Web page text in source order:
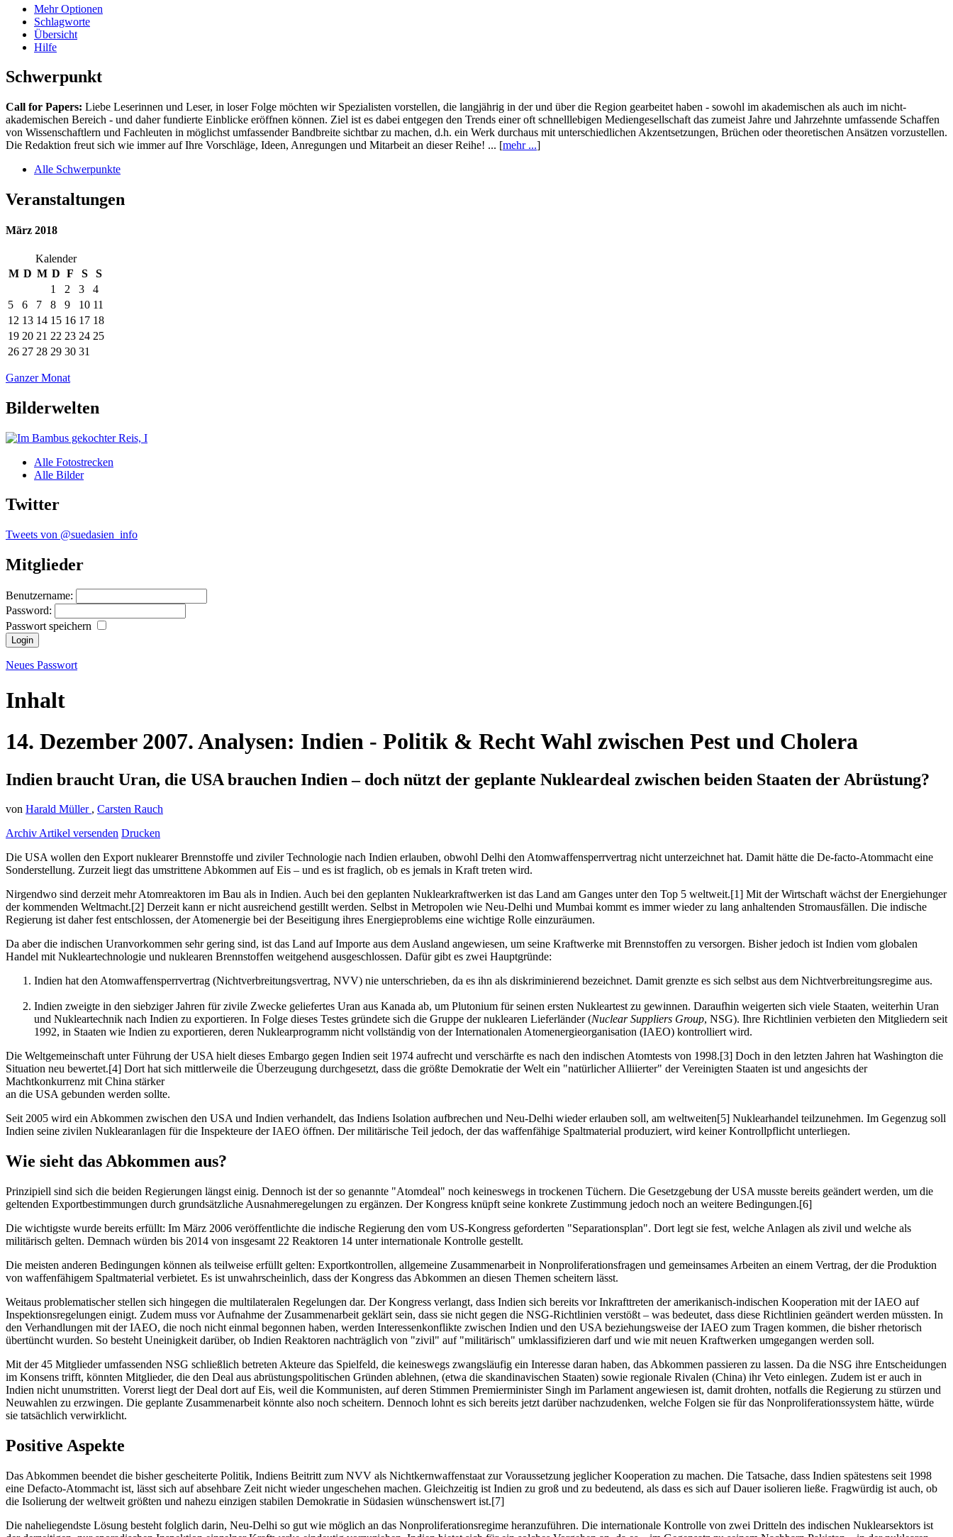
Mehr Optionen
Schlagworte
Übersicht
Hilfe
Schwerpunkt
Call for Papers: Liebe Leserinnen und Leser, in loser Folge möchten wir Spezialisten vorstellen, die langjährig in der und über die Region gearbeitet haben - sowohl im akademischen als auch im nicht-
akademischen Bereich - und daher fundierte Einblicke eröffnen können. Ziel ist es dabei entgegen den Trends einer oft schnelllebigen Mediengesellschaft das zumeist Jahre und Jahrzehnte umfassende Schaffen
von Wissenschaftlern und Fachleuten in möglichst umfassender Bandbreite sichtbar zu machen, d.h. ein Werk durchaus mit unterschiedlichen Akzentsetzungen, Brüchen oder theoretischen Ansätzen vorzustellen.
Die Redaktion freut sich wie immer auf Ihre Vorschläge, Ideen, Anregungen und Mitarbeit an dieser Reihe! ... [mehr ...]
Alle Schwerpunkte
Veranstaltungen
März 2018
Kalender
M D M D F S
S
1
2 3
4
5
6 7 8 9 10 11
12 13 14 15 16 17 18
19 20 21 22 23 24 25
26 27 28 29 30 31
Ganzer Monat
Bilderwelten
Alle Fotostrecken
Alle Bilder
Twitter
Tweets von @suedasien_info
Mitglieder
Benutzername:
Password:
Passwort speichern
Neues Passwort
Inhalt
14. Dezember 2007.Analysen: Indien - Politik & RechtWahl zwischen Pest und Cholera
Indien braucht Uran, die USA brauchen Indien – doch nützt der geplante Nukleardeal zwischen beiden Staaten der Abrüstung?
von Harald Müller , Carsten Rauch
ArchivArtikel versenden Drucken
Die USA wollen den Export nuklearer Brennstoffe und ziviler Technologie nach Indien erlauben, obwohl Delhi den Atomwaffensperrvertrag nicht unterzeichnet hat. Damit hätte die De-facto-Atommacht eine
Sonderstellung. Zurzeit liegt das umstrittene Abkommen auf Eis – und es ist fraglich, ob es jemals in Kraft treten wird.
Nirgendwo sind derzeit mehr Atomreaktoren im Bau als in Indien. Auch bei den geplanten Nuklearkraftwerken ist das Land am Ganges unter den Top 5 weltweit.[1] Mit der Wirtschaft wächst der Energiehunger
der kommenden Weltmacht.[2] Derzeit kann er nicht ausreichend gestillt werden. Selbst in Metropolen wie Neu-Delhi und Mumbai kommt es immer wieder zu lang anhaltenden Stromausfällen. Die indische
Regierung ist daher fest entschlossen, der Atomenergie bei der Beseitigung ihres Energieproblems eine wichtige Rolle einzuräumen.
Da aber die indischen Uranvorkommen sehr gering sind, ist das Land auf Importe aus dem Ausland angewiesen, um seine Kraftwerke mit Brennstoffen zu versorgen. Bisher jedoch ist Indien vom globalen
Handel mit Nukleartechnologie und nuklearen Brennstoffen weitgehend ausgeschlossen. Dafür gibt es zwei Hauptgründe:
Indien hat den Atomwaffensperrvertrag (Nichtverbreitungsvertrag, NVV) nie unterschrieben, da es ihn als diskriminierend bezeichnet. Damit grenzte es sich selbst aus dem Nichtverbreitungsregime aus.
Indien zweigte in den siebziger Jahren für zivile Zwecke geliefertes Uran aus Kanada ab, um Plutonium für seinen ersten Nukleartest zu gewinnen. Daraufhin weigerten sich viele Staaten, weiterhin Uran
und Nukleartechnik nach Indien zu exportieren. In Folge dieses Testes gründete sich die Gruppe der nuklearen Lieferländer (Nuclear Suppliers Group, NSG). Ihre Richtlinien verbieten den Mitgliedern seit
1992, in Staaten wie Indien zu exportieren, deren Nuklearprogramm nicht vollständig von der Internationalen Atomenergieorganisation (IAEO) kontrolliert wird.
Die Weltgemeinschaft unter Führung der USA hielt dieses Embargo gegen Indien seit 1974 aufrecht und verschärfte es nach den indischen Atomtests von 1998.[3] Doch in den letzten Jahren hat Washington die
Situation neu bewertet.[4] Dort hat sich mittlerweile die Überzeugung durchgesetzt, dass die größte Demokratie der Welt ein "natürlicher Alliierter" der Vereinigten Staaten ist und angesichts der
Machtkonkurrenz mit China stärker
an die USA gebunden werden sollte.
Seit 2005 wird ein Abkommen zwischen den USA und Indien verhandelt, das Indiens Isolation aufbrechen und Neu-Delhi wieder erlauben soll, am weltweiten[5] Nuklearhandel teilzunehmen. Im Gegenzug soll
Indien seine zivilen Nuklearanlagen für die Inspekteure der IAEO öffnen. Der militärische Teil jedoch, der das waffenfähige Spaltmaterial produziert, wird keiner Kontrollpflicht unterliegen.
Wie sieht das Abkommen aus?
Prinzipiell sind sich die beiden Regierungen längst einig. Dennoch ist der so genannte "Atomdeal" noch keineswegs in trockenen Tüchern. Die Gesetzgebung der USA musste bereits geändert werden, um die
geltenden Exportbestimmungen durch grundsätzliche Ausnahmeregelungen zu ergänzen. Der Kongress knüpft seine konkrete Zustimmung jedoch noch an weitere Bedingungen.[6]
Die wichtigste wurde bereits erfüllt: Im März 2006 veröffentlichte die indische Regierung den vom US-Kongress geforderten "Separationsplan". Dort legt sie fest, welche Anlagen als zivil und welche als
militärisch gelten. Demnach würden bis 2014 von insgesamt 22 Reaktoren 14 unter internationale Kontrolle gestellt.
Die meisten anderen Bedingungen können als teilweise erfüllt gelten: Exportkontrollen, allgemeine Zusammenarbeit in Nonproliferationsfragen und gemeinsames Arbeiten an einem Vertrag, der die Produktion
von waffenfähigem Spaltmaterial verbietet. Es ist unwahrscheinlich, dass der Kongress das Abkommen an diesen Themen scheitern lässt.
Weitaus problematischer stellen sich hingegen die multilateralen Regelungen dar. Der Kongress verlangt, dass Indien sich bereits vor Inkrafttreten der amerikanisch-indischen Kooperation mit der IAEO auf
Inspektionsregelungen einigt. Zudem muss vor Aufnahme der Zusammenarbeit geklärt sein, dass sie nicht gegen die NSG-Richtlinien verstößt – was bedeutet, dass diese Richtlinien geändert werden müssten. In
den Verhandlungen mit der IAEO, die noch nicht einmal begonnen haben, werden Interessenkonflikte zwischen Indien und den USA beziehungsweise der IAEO zum Tragen kommen, die bisher rhetorisch
übertüncht wurden. So besteht Uneinigkeit darüber, ob Indien Reaktoren nachträglich von "zivil" auf "militärisch" umklassifizieren darf und wie mit neuen Kraftwerken umgegangen werden soll.
Mit der 45 Mitglieder umfassenden NSG schließlich betreten Akteure das Spielfeld, die keineswegs zwangsläufig ein Interesse daran haben, das Abkommen passieren zu lassen. Da die NSG ihre Entscheidungen
im Konsens trifft, könnten Mitglieder, die den Deal aus abrüstungspolitischen Gründen ablehnen, (etwa die skandinavischen Staaten) sowie regionale Rivalen (China) ihr Veto einlegen. Zudem ist er auch in
Indien nicht unumstritten. Vorerst liegt der Deal dort auf Eis, weil die Kommunisten, auf deren Stimmen Premierminister Singh im Parlament angewiesen ist, damit drohten, notfalls die Regierung zu stürzen und
Neuwahlen zu erzwingen. Die geplante Zusammenarbeit könnte also noch scheitern. Dennoch lohnt es sich bereits jetzt darüber nachzudenken, welche Folgen sie für das Nonproliferationssystem hätte, würde
sie tatsächlich verwirklicht.
Positive Aspekte
Das Abkommen beendet die bisher gescheiterte Politik, Indiens Beitritt zum NVV als Nichtkernwaffenstaat zur Voraussetzung jeglicher Kooperation zu machen. Die Tatsache, dass Indien spätestens seit 1998
eine Defacto-Atommacht ist, lässt sich auf absehbare Zeit nicht wieder ungeschehen machen. Gleichzeitig ist Indien zu groß und zu bedeutend, als dass es sich auf Dauer isolieren ließe. Fragwürdig ist auch, ob
die Isolierung der weltweit größten und nahezu einzigen stabilen Demokratie in Südasien wünschenswert ist.[7]
Die naheliegendste Lösung besteht folglich darin, Neu-Delhi so gut wie möglich an das Nonproliferationsregime heranzuführen. Die internationale Kontrolle von zwei Dritteln des indischen Nuklearsektors ist